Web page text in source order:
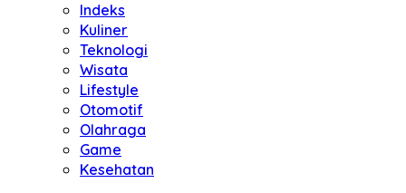
Indeks
Kuliner
Teknologi
Wisata
Lifestyle
Otomotif
Olahraga
Game
Kesehatan